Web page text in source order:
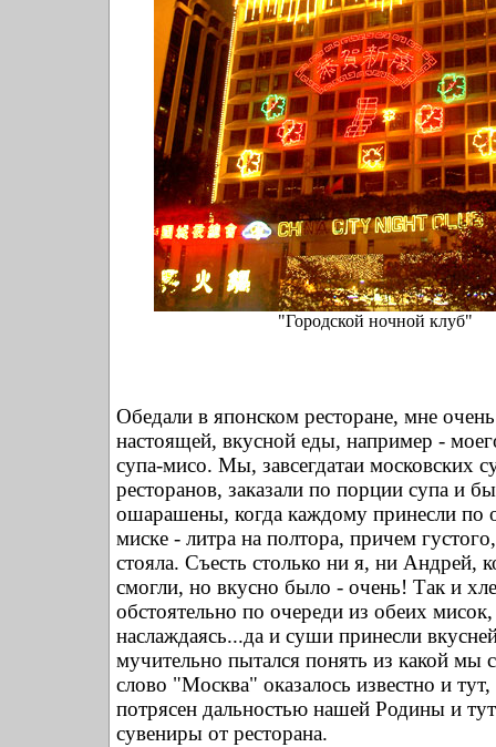
"Городской ночной клуб"
Обедали в японском ресторане, мне
настоящей, вкусной еды, например -
супа-мисо. Мы, завсегдатаи московских
ресторанов, заказали по порции супа и
ошарашены, когда каждому принесли по
миске - литра на полтора, причем
стояла. Съесть столько ни я, ни Андрей,
смогли, но вкусно было - очень! Так и
обстоятельно по очереди из обеих мисок,
наслаждаясь...да и суши принесли
мучительно пытался понять из какой мы
слово "Москва" оказалось известно и
потрясен дальностью нашей Родины и
сувениры от ресторана.